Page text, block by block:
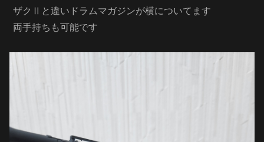
ザクⅡと違いドラムマガジンが横についてます
両手持ちも可能です